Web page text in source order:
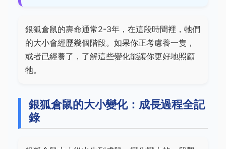
銀狐倉鼠的壽命通常2-3年，在這段時間裡，牠們
的大小會經歷幾個階段。如果你正考慮養一隻，
或者已經養了，了解這些變化能讓你更好地照顧
牠。
銀狐倉鼠的大小變化：成長過程全記
錄